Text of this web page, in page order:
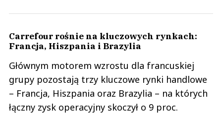
Carrefour rośnie na kluczowych rynkach:
Francja, Hiszpania i Brazylia
Głównym motorem wzrostu dla francuskiej
grupy pozostają trzy kluczowe rynki handlowe
– Francja, Hiszpania oraz Brazylia – na których
łączny zysk operacyjny skoczył o 9 proc.